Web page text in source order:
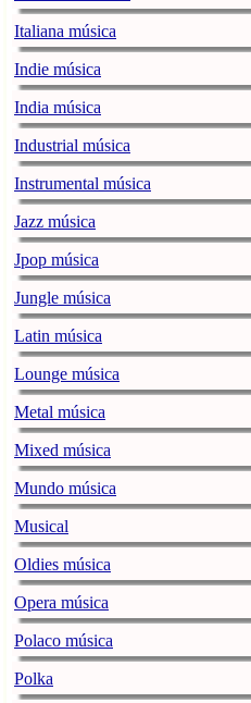
Italiana música
Indie música
India música
Industrial música
Instrumental música
Jazz música
Jpop música
Jungle música
Latin música
Lounge música
Metal música
Mixed música
Mundo música
Musical
Oldies música
Opera música
Polaco música
Polka